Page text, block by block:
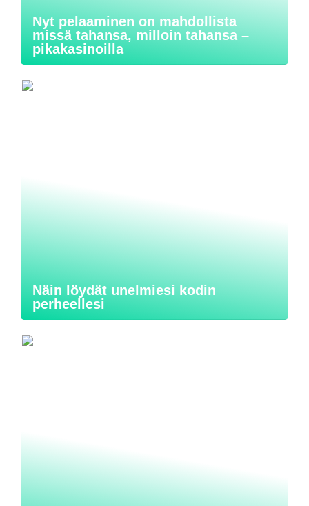
Nyt pelaaminen on mahdollista
missä tahansa, milloin tahansa –
pikakasinoilla
Näin löydät unelmiesi kodin
perheellesi